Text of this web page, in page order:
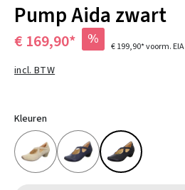
Pump Aida zwart
€ 169,90* % € 199,90*voorm. EIA
incl. BTW
Kleuren